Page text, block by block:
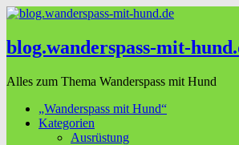
blog.wanderspass-mit-
Alles zum Thema Wanderspass mit Hund
„Wanderspass mit Hund“
Kategorien
Ausrüstung